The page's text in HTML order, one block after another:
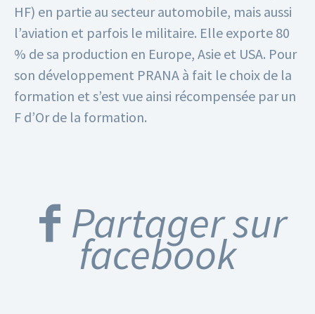
HF) en partie au secteur automobile, mais aussi
l’aviation et parfois le militaire. Elle exporte 80
% de sa production en Europe, Asie et USA. Pour
son développement PRANA à fait le choix de la
formation et s’est vue ainsi récompensée par un
F d’Or de la formation.
Partager sur
facebook